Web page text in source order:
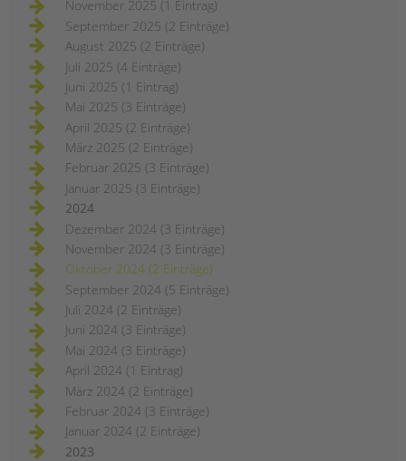
November 2025 (1 Eintrag)
September 2025 (2 Einträge)
August 2025 (2 Einträge)
Juli 2025 (4 Einträge)
Juni 2025 (1 Eintrag)
Mai 2025 (3 Einträge)
April 2025 (2 Einträge)
März 2025 (2 Einträge)
Februar 2025 (3 Einträge)
Januar 2025 (3 Einträge)
2024
Dezember 2024 (3 Einträge)
November 2024 (3 Einträge)
Oktober 2024 (2 Einträge)
September 2024 (5 Einträge)
Juli 2024 (2 Einträge)
Juni 2024 (3 Einträge)
Mai 2024 (3 Einträge)
April 2024 (1 Eintrag)
März 2024 (2 Einträge)
Februar 2024 (3 Einträge)
Januar 2024 (2 Einträge)
2023